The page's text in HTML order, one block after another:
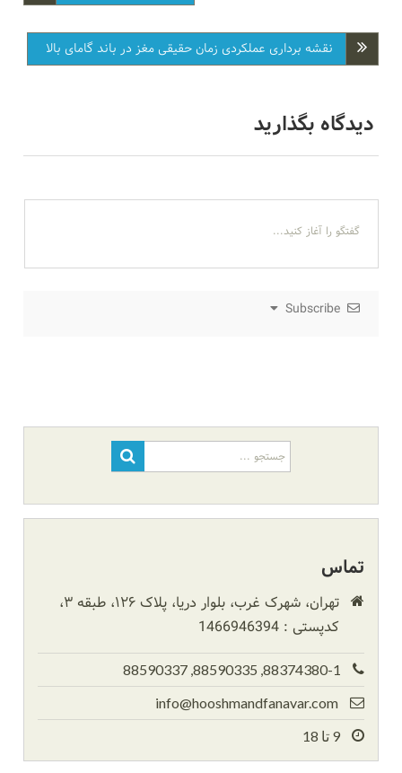
نقشه برداری عملکردی زمان حقیقی مغز در باند گامای بالا
دیدگاه بگذارید
Subscribe
جستجو
برای:
تماس
تهران، شهرک غرب، بلوار دریا، پلاک ۱۲۶، طبقه ۳،
کدپستی : 1466946394
88374380-1, 88590335, 88590337
info@hooshmandfanavar.com
9 تا 18